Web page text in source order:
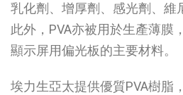
乳化劑、增厚劑、感光劑、維
此外，PVA亦被用於生產薄膜
顯示屏用偏光板的主要材料。
埃力生亞太提供優質PVA樹脂